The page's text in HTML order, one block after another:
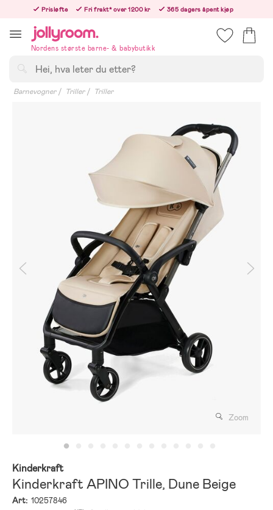
innehållet
Prisløfte Fri frakt* over 1200 kr
365 dagers åpent kjøp
Nordens største barne- & babybutikk
Barnevogner Triller Triller
Zoom
Kinderkraft
Kinderkraft APINO Trille, Dune Beige
Art: 10257846